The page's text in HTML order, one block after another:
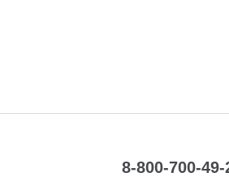
8-800-700-49-